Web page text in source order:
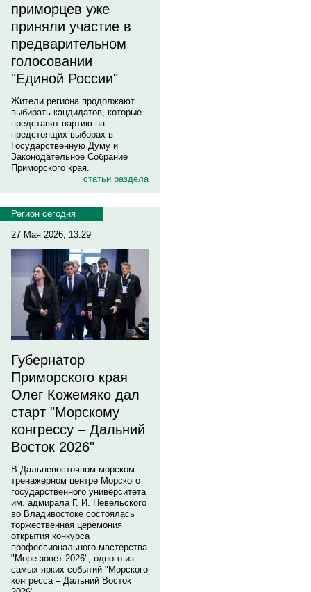
приморцев уже
приняли участие в
предварительном
голосовании
"Единой России"
Жители региона продолжают
выбирать кандидатов, которые
представят партию на
предстоящих выборах в
Государственную Думу и
Законодательное Собрание
Приморского края.
статьи раздела
Регион сегодня
27 Мая 2026, 13:29
Губернатор
Приморского края
Олег Кожемяко дал
старт "Морскому
конгрессу – Дальний
Восток 2026"
В Дальневосточном морском
тренажерном центре Морского
государственного университета
им. адмирала Г. И. Невельского
во Владивостоке состоялась
торжественная церемония
открытия конкурса
профессионального мастерства
"Море зовет 2026", одного из
самых ярких событий "Морского
конгресса – Дальний Восток